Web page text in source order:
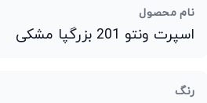
نام محصول
اسپرت ونتو 201 بزرگپا مشکی
رنگ